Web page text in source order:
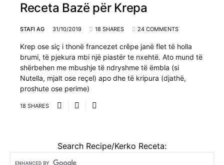
Receta Bazë për Krepa
STAFI AG 31/10/2019 18 SHARES 24 COMMENTS
Krep ose siç i thonë francezet crêpe janë flet të holla
brumi, të pjekura mbi një piastër te nxehtë. Ato mund të
shërbehen me mbushje të ndryshme të ëmbla (si
Nutella, mjalt ose reçel) apo dhe të kripura (djathë,
proshute ose perime)
18 SHARES
Search Recipe/Kerko Receta: